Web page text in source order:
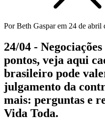
PorBeth Gasparem 24 de abril
24/04 -
pontos, veja aqui
brasileiro pode
julgamento da
mais: perguntas e
Vida Toda.